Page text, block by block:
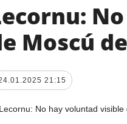
AGENCIA
sobre la
contacto
servicios
Moscú
21:15